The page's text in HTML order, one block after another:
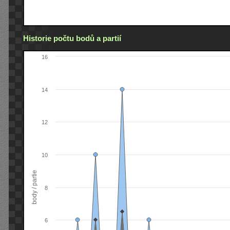
Historie počtu bodů a partií
body / partie
6
8
10
12
14
16